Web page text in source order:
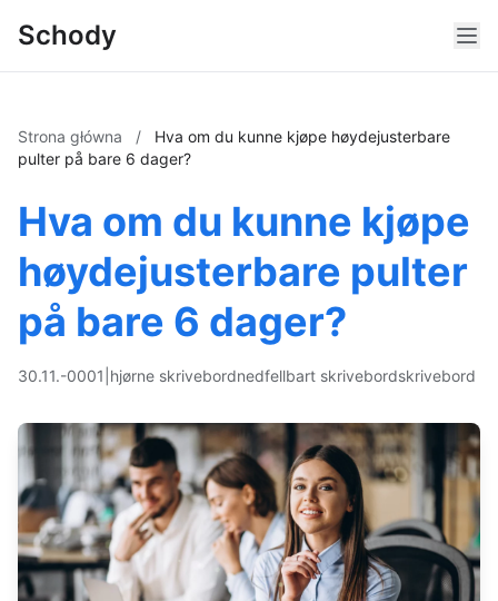
Schody
Strona główna /
Hva om du kunne kjøpe høydejusterbare
pulter på bare 6 dager?
Hva om du kunne kjøpe
høydejusterbare pulter
på bare 6 dager?
30.11.-0001 hjørne skrivebordnedfellbart skrivebordskrivebord